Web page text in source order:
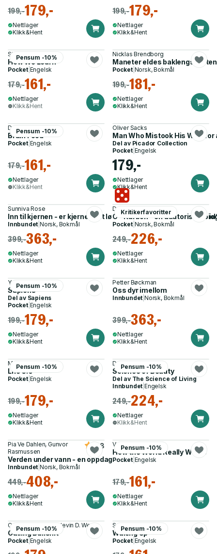
199,-179,-
Nettlager
Klikk&Hent
199,-179,-
Nettlager
Klikk&Hent
Pensum -10%
Stanislas Dehaene
How We Learn
Pocket| Engelsk
179,-161,-
Nettlager
Klikk&Hent
Nicklas Brendborg
Maneter eldes baklengs -
Pocket| Norsk, Bokmål
199,-181,-
Nettlager
Klikk&Hent
Pensum -10%
Dr Lisa Mosconi
Brain Food
Pocket| Engelsk
179,-161,-
Nettlager
Klikk&Hent
Oliver Sacks
Man Who Mistook His Wife for
Del av Picador Collection
Pocket| Engelsk
179,-
Nettlager
Klikk&Hent
Sunniva Rose
Inn til kjernen - er kjernekraft løsningen for en fossilfri
Innbundet |Norsk, Bokmål
399,-363,-
Nettlager
Klikk&Hent
Kritikerfavoritter
Dag O. Hessen
C - Karbon - en uautorisert
Pocket| Norsk, Bokmål
249,-226,-
Nettlager
Klikk&Hent
Pensum -10%
Yuval Noah Harari
Sapiens
Del av Sapiens
Pocket| Engelsk
199,-179,-
Nettlager
Klikk&Hent
Petter Bøckman
Oss dyr imellom
Innbundet |Norsk, Bokmål
399,-363,-
Nettlager
Klikk&Hent
Pensum -10%
Max Tegmark
Life 3.0
Pocket| Engelsk
199,-179,-
Nettlager
Klikk&Hent
Pensum -10%
Dr Michelle Wong
Science of Beauty
Del av The Science of Living
Innbundet |Engelsk
249,-224,-
Nettlager
Klikk&Hent
Pia Ve Dahlen, Gunvor
Rasmussen
Verden under vann - en oppdagelsesreise i havet
4.8
Innbundet |Norsk, Bokmål
449,-408,-
Nettlager
Klikk&Hent
Pensum -10%
Vaclav Smil
How the World Really Works
Pocket| Engelsk
179,-161,-
Nettlager
Klikk&Hent
Pensum -10%
Carl T. Bergstrom, Jevin D. West
Calling Bullshit
Pocket| Engelsk
Pensum -10%
Sam Harris
Waking Up
Pocket| Engelsk